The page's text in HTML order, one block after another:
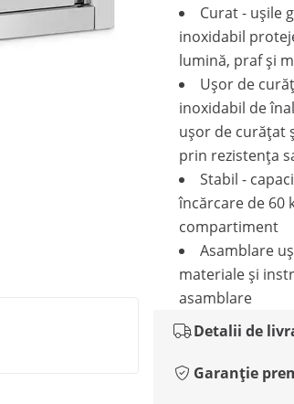
Curat - ușile
inoxidabil
lumină, praf și
Ușor de
inoxidabil de
ușor de curățat
prin rezistența
Stabil -
încărcare de 60
compartiment
Asamblare
materiale și
asamblare
Detalii de
Garanție